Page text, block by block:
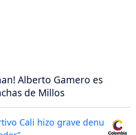
Alberto Gamero es
de Millos